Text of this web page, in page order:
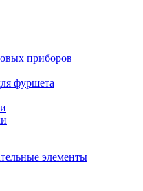
приборов
фуршета
элементы